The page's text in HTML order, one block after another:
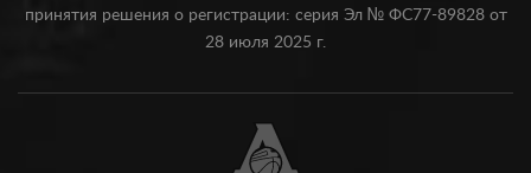
принятия решения о регистрации: серия Эл № ФС77-89828 от
28 июля 2025 г.